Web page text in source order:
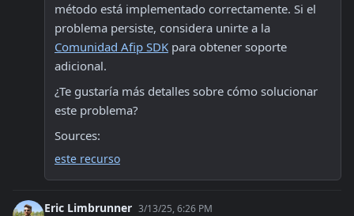
método está implementado correctamente. Si el
Comunidad Afip SDK para obtener soporte
adicional.
¿Te gustaría más detalles sobre cómo solucionar
este problema?
Sources:
este recurso
Eric Limbrunner 3/13/25, 6:26 PM